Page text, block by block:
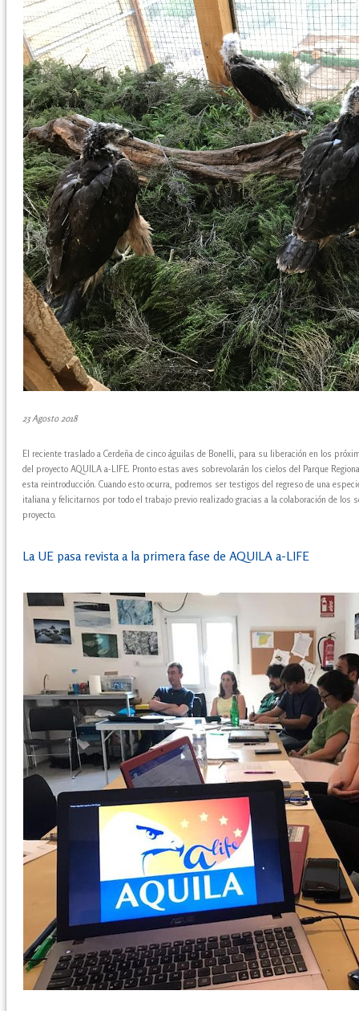
23 Agosto 2018
El reciente traslado a Cerdeña de cinco águilas de Bonelli, para su liberación en los
del proyecto AQUILA a-LIFE. Pronto estas aves sobrevolarán los cielos del Parque
esta reintroducción. Cuando esto ocurra, podremos ser testigos del regreso de una
italiana y felicitarnos por todo el trabajo previo realizado gracias a la colaboración de los
proyecto.
La UE pasa revista a la primera fase de AQUILA a-LIFE